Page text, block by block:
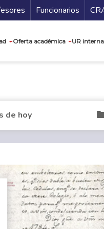
Funcionarios
Oferta académica UR
de hoy